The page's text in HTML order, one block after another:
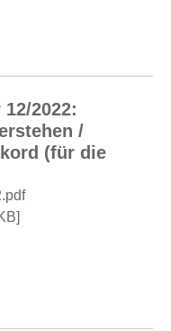
2022:
/
(für die